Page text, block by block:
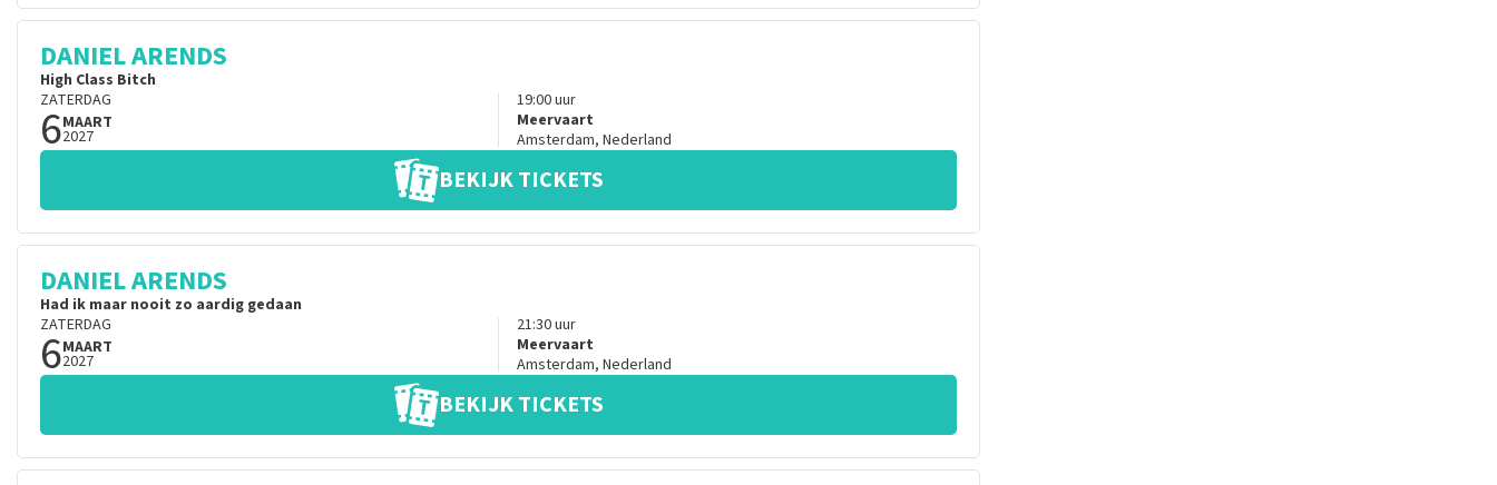
DANIEL ARENDS
High Class Bitch
ZATERDAG
6MAART
2027
19:00uur
Meervaart
Amsterdam, Nederland
BEKIJK TICKETS
DANIEL ARENDS
Had ik maar nooit zo aardig gedaan
ZATERDAG
6MAART
2027
21:30uur
Meervaart
Amsterdam, Nederland
BEKIJK TICKETS